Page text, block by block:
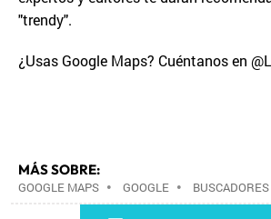
"trendy".
¿Usas Google Maps? Cuéntanos en
MÁS SOBRE:
GOOGLE MAPS • GOOGLE • BUSCADORES
•EMPRESAS•INTERNET•